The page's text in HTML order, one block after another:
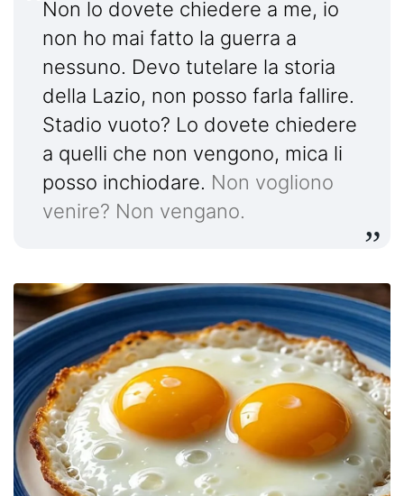
Non lo dovete chiedere a me, io
non ho mai fatto la guerra a
nessuno. Devo tutelare la storia
della Lazio, non posso farla fallire.
Stadio vuoto? Lo dovete chiedere
a quelli che non vengono, mica li
posso inchiodare. Non vogliono
venire? Non vengano.